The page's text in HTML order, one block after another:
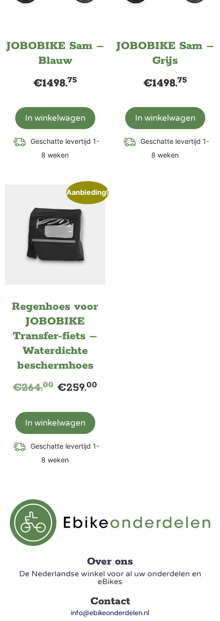
JOBOBIKE Sam –
Blauw
€1498.75
In winkelwagen
Geschatte levertijd 1-
8 weken
JOBOBIKE Sam –
Grijs
€1498.75
In winkelwagen
Geschatte levertijd 1-
8 weken
Aanbieding!
Regenhoes voor
JOBOBIKE
Transfer-fiets –
Waterdichte
beschermhoes
€264.00 €259.00
In winkelwagen
Geschatte levertijd 1-
8 weken
Over ons
De Nederlandse winkel voor al uw onderdelen en
eBikes
Contact
info@ebikeonderdelen.nl